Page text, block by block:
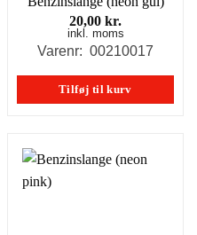
20,00 kr.
inkl. moms
Varenr: 00210017
Tilføj til kurv